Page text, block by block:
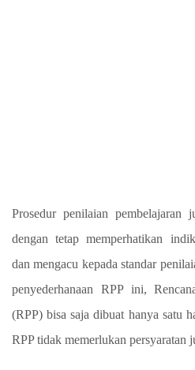
Prosedur penilaian pembelajaran
dengan tetap memperhatikan
dan mengacu kepada standar
penyederhanaan RPP ini,
(RPP) bisa saja dibuat hanya satu
RPP tidak memerlukan persyaratan